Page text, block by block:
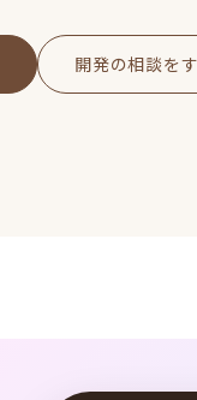
開発の相談を